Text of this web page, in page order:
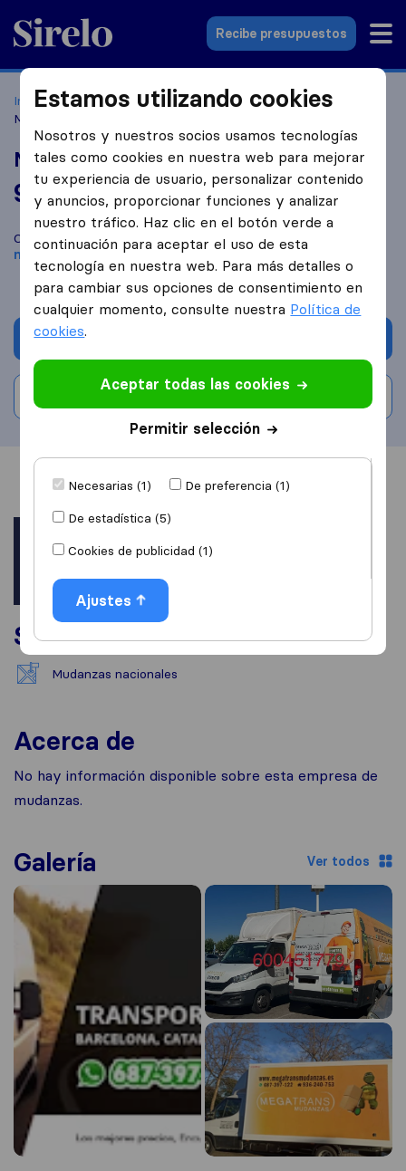
Sirelo.es
Recibe presupuestos
Inicio Empresas de mudanzas
Badalona
Megatransmudanzas
Megatransmudanzas
9,6 basado en165
reseñas de Sirelo y Google
i
Compara Megatransmudanzas con otras empresas de
mudanzasdeBadalona
Escribe una valoración
Información Valoraciones
Servicios
Mudanzas nacionales
Acerca de
No hay información disponible sobre esta empresa de
mudanzas.
Galería Ver todos
Estamos utilizando cookies
Nosotros y nuestros socios usamos tecnologías
tales como cookies en nuestra web para mejorar
tu experiencia de usuario, personalizar contenido
y anuncios, proporcionar funciones y analizar
nuestro tráfico. Haz clic en el botón verde a
continuación para aceptar el uso de esta
tecnología en nuestra web. Para más detalles o
para cambiar sus opciones de consentimiento en
cualquier momento, consulte nuestra Política de
cookies.
Aceptar todas las cookies
Permitir selección
Necesarias (1)
De preferencia (1)
De estadística (5)
Cookies de publicidad (1)
Ajustes